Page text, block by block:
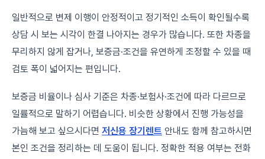
일반적으로 변제 이행이 안정적이고 정기적인 소득이 확인될수록
상담 시 보는 시각이 한결 나아지는 경우가 많습니다. 또한 차종을
무리하지 않게 잡거나, 보증금·조건을 유연하게 조정할 수 있을 때
검토 폭이 넓어지는 편입니다.
보증금 비율이나 심사 기준은 차종·보험사·조건에 따라 다르므로
일률적으로 말하기 어렵습니다. 비슷한 상황에서 진행 가능성을
가늠해 보고 싶으시다면 저신용 장기렌트 안내도 함께 참고하시면
본인 조건을 정리하는 데 도움이 됩니다. 정확한 적용 여부는 전화